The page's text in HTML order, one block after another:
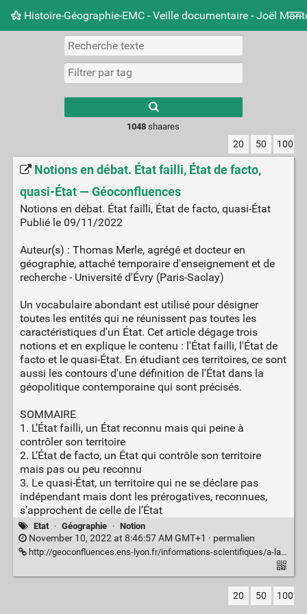
Histoire-Géographie-EMC - Veille documentaire - Joël
Nuage de tags Mur d'images
results.
1048 shaares
20 50 100
Notions en débat. État failli, État de facto,
quasi-État — Géoconfluences
Notions en débat. État failli, État de facto, quasi-État
Publié le 09/11/2022
Auteur(s) : Thomas Merle, agrégé et docteur en
géographie, attaché temporaire d'enseignement et de
recherche - Université d'Évry (Paris-Saclay)
Un vocabulaire abondant est utilisé pour désigner
toutes les entités qui ne réunissent pas toutes les
caractéristiques d'un État. Cet article dégage trois
notions et en explique le contenu : l'État failli, l'État de
facto et le quasi-État. En étudiant ces territoires, ce sont
aussi les contours d'une définition de l'État dans la
géopolitique contemporaine qui sont précisés.
SOMMAIRE
1. L’État failli, un État reconnu mais qui peine à
contrôler son territoire
2. L’État de facto, un État qui contrôle son territoire
mais pas ou peu reconnu
3. Le quasi-État, un territoire qui ne se déclare pas
indépendant mais dont les prérogatives, reconnues,
s’approchent de celle de l’État
Etat · Géographie · Notion
November 10, 2022 at 8:46:57 AM GMT+1 · permalien
http://geoconfluences.ens-lyon.fr/informations-scientifiques/a-la-une/notion-a-la-une/etat-failli-de-facto-quasi-etat
20 50 100